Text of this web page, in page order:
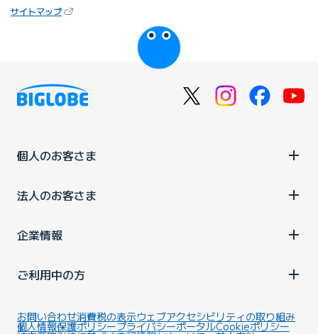
サイトマップ
個人のお客さま
法人のお客さま
企業情報
ご利用中の方
お問い合わせ消費税の表示ウェブアクセシビリティの取り組み
個人情報保護ポリシープライバシーポータルCookieポリシー